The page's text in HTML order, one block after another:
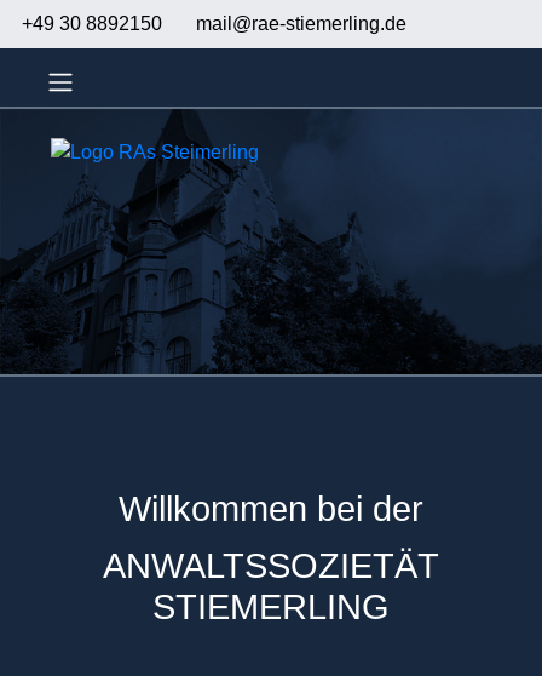
+49 30 8892150 mail@rae-stiemerling.de
Willkommen bei der
ANWALTSSOZIETÄT
STIEMERLING